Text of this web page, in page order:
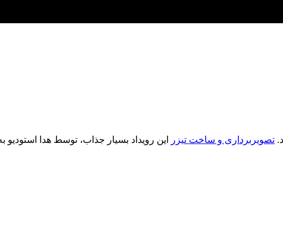
تصویربرداری و ساخت تیزر این رویداد بسیار جذاب، توسط هدا استودیو